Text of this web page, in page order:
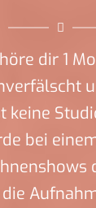
dir 1
keine
bei